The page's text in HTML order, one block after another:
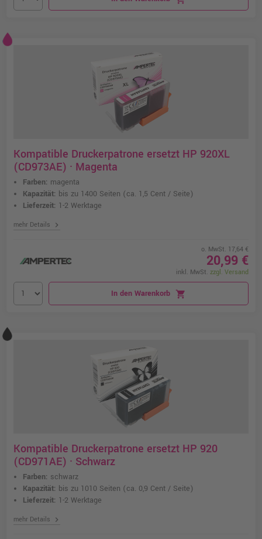
Kompatible Druckerpatrone ersetzt HP 920XL
(CD973AE) · Magenta
Farben: magenta
Kapazität: bis zu 1400 Seiten (ca. 1,5 Cent / Seite)
Lieferzeit: 1-2 Werktage
mehr Details chevron_right
o. MwSt. 17,64 €
20,99 €
inkl. MwSt. zzgl. Versand
In den Warenkorb shopping_cart
Kompatible Druckerpatrone ersetzt HP 920
(CD971AE) · Schwarz
Farben: schwarz
Kapazität: bis zu 1010 Seiten (ca. 0,9 Cent / Seite)
Lieferzeit: 1-2 Werktage
mehr Details chevron_right